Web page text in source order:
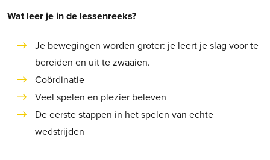
Wat leer je in de lessenreeks?
Je bewegingen worden groter: je leert je slag voor te
bereiden en uit te zwaaien.
Coördinatie
Veel spelen en plezier beleven
De eerste stappen in het spelen van echte
wedstrijden